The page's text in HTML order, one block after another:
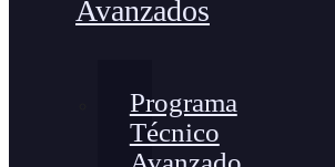
Avanzados
Programa
Técnico